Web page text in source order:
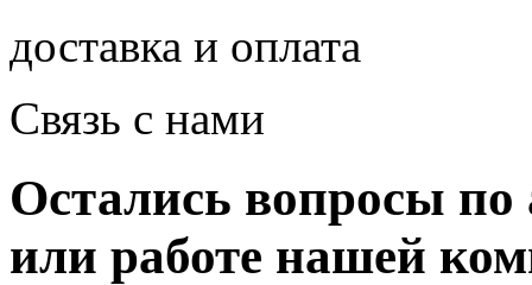
доставка и оплата
Связь с нами
Остались вопросы по
или работе нашей